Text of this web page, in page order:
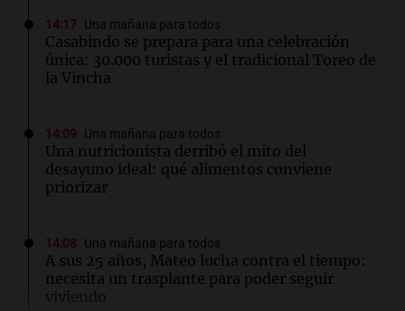
14:17 Una mañana para todos
Casabindo se prepara para una celebración
única: 30.000 turistas y el tradicional Toreo de
la Vincha
14:09 Una mañana para todos
Una nutricionista derribó el mito del
desayuno ideal: qué alimentos conviene
priorizar
14:08 Una mañana para todos
A sus 25 años, Mateo lucha contra el tiempo:
necesita un trasplante para poder seguir
viviendo